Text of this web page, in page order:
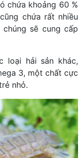
chứa khoảng 60 %
chứa rất nhiều
sẽ cung cấp
loại hải sản khác,
3, một chất cực
nhỏ.